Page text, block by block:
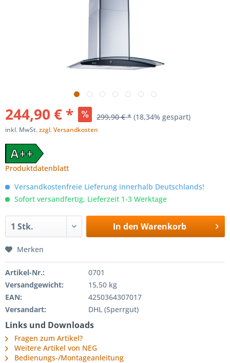
244,90 € * 299,90 € * (18,34% gespart)
inkl. MwSt.zzgl. Versandkosten
A++
Produktdatenblatt
Versandkostenfreie Lieferung innerhalb Deutschlands!
Sofort versandfertig, Lieferzeit 1-3 Werktage
In den Warenkorb
Merken
Artikel-Nr.:
0701
Versandgewicht:
15,50 kg
EAN:
4250364307017
Versandart:
DHL (Sperrgut)
Links und Downloads
Fragen zum Artikel?
Weitere Artikel von NEG
Bedienungs-/Montageanleitung